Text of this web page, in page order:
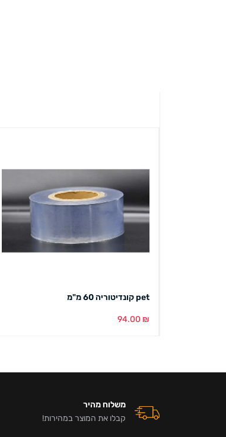
pet קונדיטוריה 60 מ"מ
94.00 ₪
משלוח מהיר
קבלו את המוצר במהירות!